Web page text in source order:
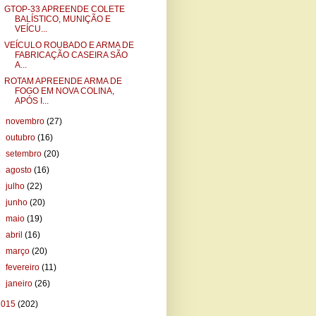
GTOP-33 APREENDE COLETE
BALÍSTICO, MUNIÇÃO E
VEÍCU...
VEÍCULO ROUBADO E ARMA DE
FABRICAÇÃO CASEIRA SÃO
A...
ROTAM APREENDE ARMA DE
FOGO EM NOVA COLINA,
APÓS I...
novembro(27)
outubro(16)
setembro(20)
agosto(16)
julho(22)
junho(20)
maio(19)
abril(16)
março(20)
fevereiro(11)
janeiro(26)
(202)